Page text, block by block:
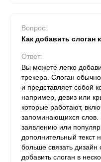
Вопрос:
Как добавить слоган
Ответ:
Вы можете легко
трекера. Слоган
и представляет собой
например, девиз или
которые работают,
запоминающихся
заявлению или
дополнительный текст
больше связать
добавить слоган в